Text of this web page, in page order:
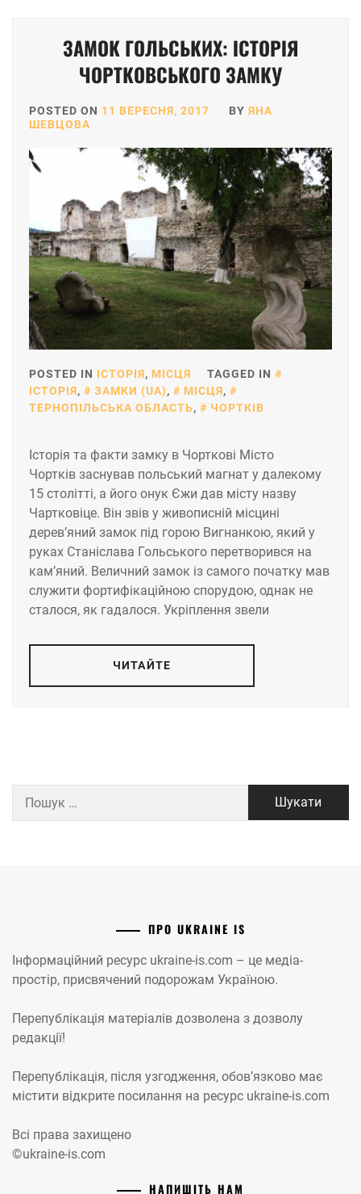
ЗАМОК ГОЛЬСЬКИХ: ІСТОРІЯ
ЧОРТКОВСЬКОГО ЗАМКУ
POSTED ON 11 ВЕРЕСНЯ, 2017 BY ЯНА
ШЕВЦОВА
POSTED IN ІСТОРІЯ, МІСЦЯ
TAGGED IN
ІСТОРІЯ, ЗАМКИ (UA), МІСЦЯ,
ТЕРНОПІЛЬСЬКА ОБЛАСТЬ, ЧОРТКІВ
Історія та факти замку в Чорткові Місто
Чортків заснував польський магнат у далекому
15 столітті, а його онук Єжи дав місту назву
Чартковіце. Він звів у живописній місцині
дерев’яний замок під горою Вигнанкою, який у
руках Станіслава Гольського перетворився на
кам’яний. Величний замок із самого початку мав
служити фортифікаційною спорудою, однак не
сталося, як гадалося. Укріплення звели
ЧИТАЙТЕ
ПРО UKRAINE IS
Інформаційний ресурс ukraine-is.com – це медіа-
простір, присвячений подорожам Україною.
Перепублікація матеріалів дозволена з дозволу
редакції!
Перепублікація, після узгодження, обов’язково має
містити відкрите посилання на ресурс ukraine-is.com
Всі права захищено
©ukraine-is.com
НАПИШІТЬ НАМ